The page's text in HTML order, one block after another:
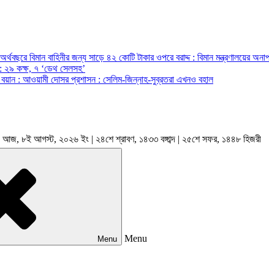
বিমান বাহিনীর জন্য সাড়ে ৪২ কোটি টাকার ওপরে বরাদ্দ : বিমান মন্ত্রণালয়ের
২৯ কক্ষ, ৭ ‘ডেথ সেলসহ’
বয়ান : আওয়ামী দোসর প্রশাসন : সেলিম-জিন্নাহ-সুব্রতরা এখনও বহাল
আজ, ৮ই আগস্ট, ২০২৬ ইং | ২৪শে শ্রাবণ, ১৪৩৩ বঙ্গাব্দ | ২৫শে সফর, ১৪৪৮ হিজরী
Menu Menu